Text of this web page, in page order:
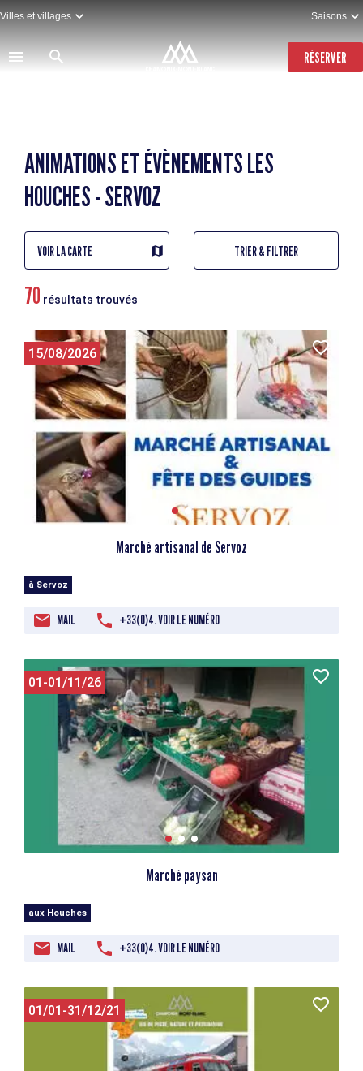
Aller
au
contenu
principal
Villes et villages Saisons
RÉSERVER
ANIMATIONS ET ÉVÈNEMENTS LES
HOUCHES - SERVOZ
VOIR LA CARTE TRIER & FILTRER
70 résultats trouvés
15/08/2026
Marché artisanal de Servoz
à Servoz
MAIL +33(0)4. VOIR LE NUMÉRO
01-01/11/26
Marché paysan
aux Houches
MAIL +33(0)4. VOIR LE NUMÉRO
01/01-31/12/21